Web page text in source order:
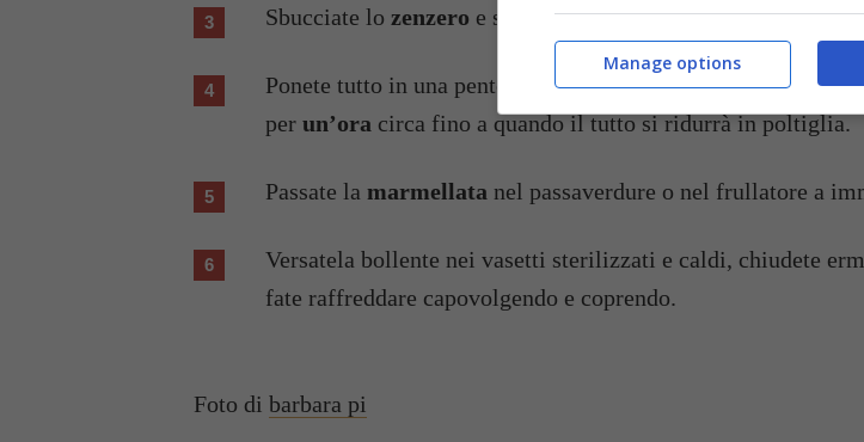
Sbucciate lo zenzero e sminuzzatelo.
Ponete tutto in una pentola antiaderente, aggiungete lo
per un’ora circa fino a quando il tutto si ridurrà in poltiglia.
Passate la marmellata nel passaverdure o nel frullatore a
Versatela bollente nei vasetti sterilizzati e caldi, chiudete
fate raffreddare capovolgendo e coprendo.
Foto di barbara pi
Manage options